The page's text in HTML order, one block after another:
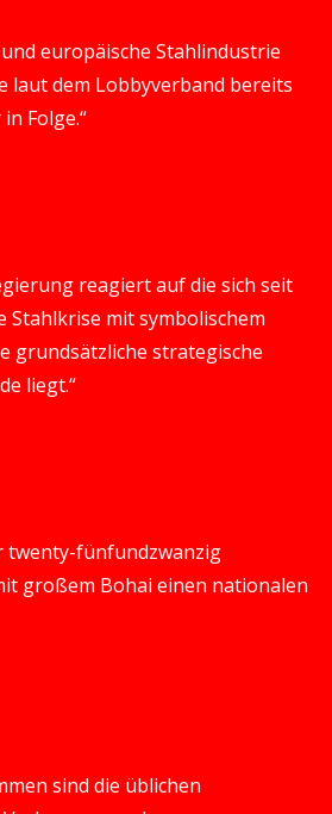
und europäische Stahlindustrie
laut dem Lobbyverband bereits
Folge.“
reagiert auf die sich seit
Stahlkrise mit symbolischem
grundsätzliche strategische
liegt.“
twenty-fünfundzwanzig
großem Bohai einen nationalen
sind die üblichen